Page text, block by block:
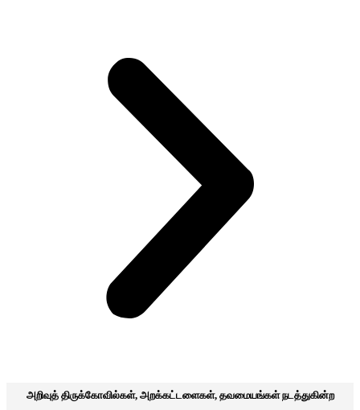
அறிவுத் திருக்கோவில்கள், அறக்கட்டளைகள், தவமையங்கள் நடத்துகின்ற